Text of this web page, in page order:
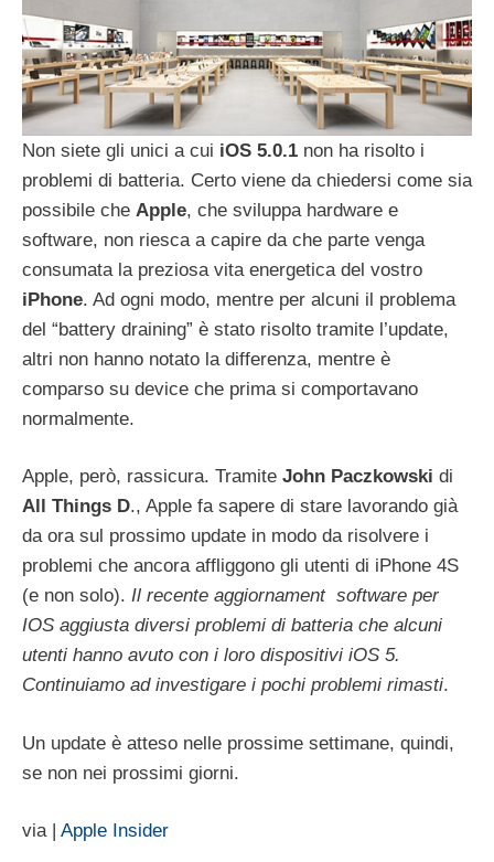
Non siete gli unici a cui iOS 5.0.1 non ha risolto i
problemi di batteria. Certo viene da chiedersi come sia
possibile che Apple, che sviluppa hardware e
software, non riesca a capire da che parte venga
consumata la preziosa vita energetica del vostro
iPhone. Ad ogni modo, mentre per alcuni il problema
del “battery draining” è stato risolto tramite l’update,
altri non hanno notato la differenza, mentre è
comparso su device che prima si comportavano
normalmente.
Apple, però, rassicura. Tramite John Paczkowski di
All
Things D., Apple fa sapere di stare lavorando già
da ora sul prossimo update in modo da risolvere i
problemi che ancora affliggono gli utenti di iPhone 4S
(e non solo). Il recente aggiornament software per
IOS aggiusta diversi problemi di batteria che alcuni
utenti hanno avuto con i loro dispositivi iOS 5.
Continuiamo ad investigare i pochi problemi rimasti.
Un update è atteso nelle prossime settimane, quindi,
se non nei prossimi giorni.
via | Apple Insider